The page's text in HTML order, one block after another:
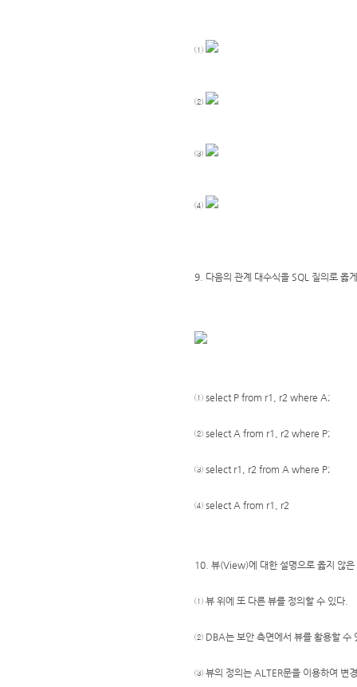
①
②
③
④
9. 다음의 관계 대수식을 SQL 질의로 옳
① select P from r1, r2 where A;
② select A from r1, r2 where P;
③ select r1, r2 from A where P;
④ select A from r1, r2
10. 뷰(View)에 대한 설명으로 옳지 않은
① 뷰 위에 또 다른 뷰를 정의할 수 있다.
② DBA는 보안 측면에서 뷰를 활용할 수
③ 뷰의 정의는 ALTER문을 이용하여 변